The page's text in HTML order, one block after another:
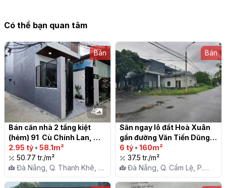
Có thể bạn quan tâm
Bán
4
Bán căn nhà 2 tầng kiệt
(hẻm) 91  Cù Chính Lan,
Quận Thanh Khê
2.95 tỷ • 58.1m²
50.77 tr./m²
Đà Nẵng, Q. Thanh Khê, P.
Thanh Khê Đông
Bán
Săn ngay lô đất Hoà Xuân
gần đường Văn Tiến Dũng,
Q.Cẩm Lệ, TP. Đà Nẵng
6 tỷ • 160m²
37.5 tr./m²
Đà Nẵng, Q. Cẩm Lệ, P.
Hòa Xuân